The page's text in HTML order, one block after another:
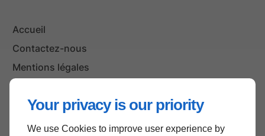
Your privacy is our priority
We use Cookies to improve user experience by
Accueil
Contactez-nous
Mentions légales